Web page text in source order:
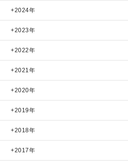
2024年
2023年
2022年
2021年
2020年
2019年
2018年
2017年